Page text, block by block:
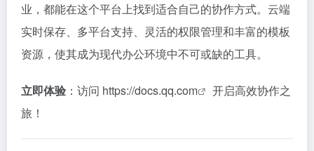
业，都能在这个平台上找到适合自己的协作方式。云端
实时保存、多平台支持、灵活的权限管理和丰富的模板
资源，使其成为现代办公环境中不可或缺的工具。
立即体验 ：访问 https://docs.qq.com
开启高效协作之
旅！